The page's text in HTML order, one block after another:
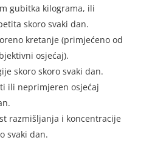
gubitka kilograma, ili
skoro svaki dan.
kretanje (primjećeno od
osjećaj).
skoro skoro svaki dan.
ili neprimjeren osjećaj
razmišljanja i koncentracije
svaki dan.